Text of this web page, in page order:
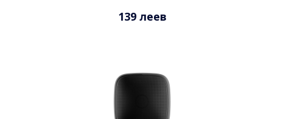
139 леев